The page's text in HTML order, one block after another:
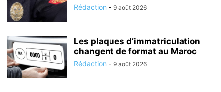
Rédaction - 9 août 2026
Les plaques d’immatriculation
changent de format au Maroc
Rédaction - 9 août 2026